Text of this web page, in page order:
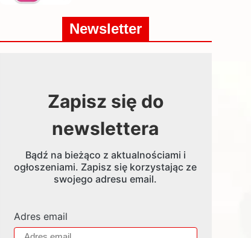
Newsletter
Zapisz się do
newslettera
Bądź na bieżąco z aktualnościami i
ogłoszeniami. Zapisz się korzystając ze
swojego adresu email.
Adres email